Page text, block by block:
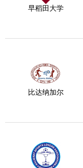
早稻田大学
比达纳加尔